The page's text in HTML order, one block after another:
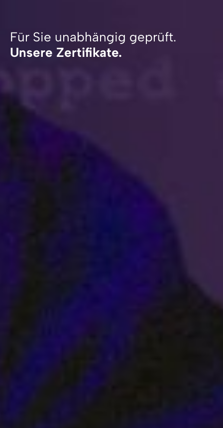
Für Sie unabhängig geprüft.
Unsere Zertifikate.